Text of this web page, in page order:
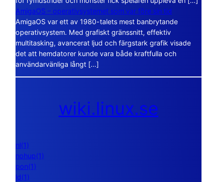
AmigaOS – operativsystemet som var före sin tid
AmigaOS var ett av 1980-talets mest banbrytande
operativsystem. Med grafiskt gränssnitt, effektiv
multitasking, avancerat ljud och färgstark grafik visade
det att hemdatorer kunde vara både kraftfulla och
användarvänliga långt […]
wiki.linux.se
nl(1)
nohup(1)
pon(1)
ld(1)